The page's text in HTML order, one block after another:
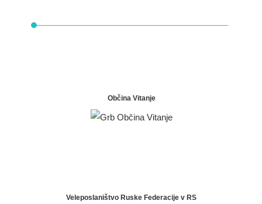
Občina Vitanje
Veleposlaništvo Ruske Federacije v RS